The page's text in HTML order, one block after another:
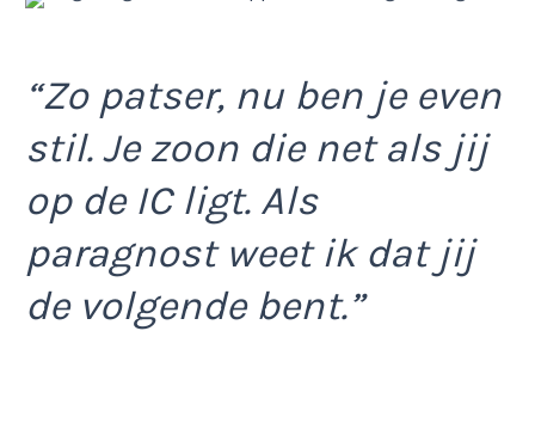
“Zo patser, nu ben je even
stil. Je zoon die net als jij
op de IC ligt. Als
paragnost weet ik dat jij
de volgende bent.”